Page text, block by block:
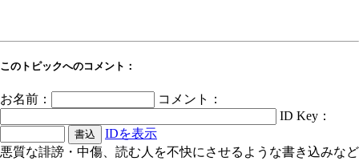
このトピックへのコメント：
お名前：
コメント：
ID Key：
IDを表示
悪質な誹謗・中傷、読む人を不快にさせるような書き込みなど